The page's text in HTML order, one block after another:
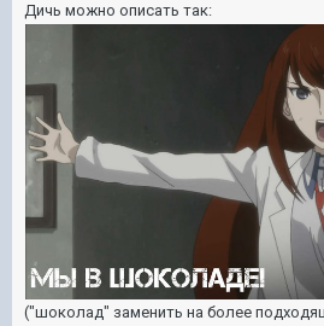
Дичь можно описать так:
("шоколад" заменить на более